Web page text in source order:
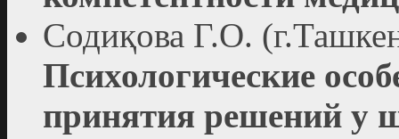
Содиқова Г.О.
Психологические
принятия решений у